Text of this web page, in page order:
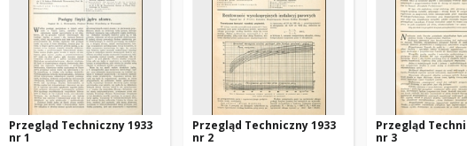
Przegląd Techniczny 1933
nr 1
Przegląd Techniczny 1933
nr 2
Przegląd
nr 3